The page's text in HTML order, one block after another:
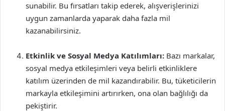
sunabilir. Bu fırsatları takip ederek, alışverişlerinizi
uygun zamanlarda yaparak daha fazla mil
kazanabilirsiniz.
Etkinlik ve Sosyal Medya Katılımları: Bazı markalar,
sosyal medya etkileşimleri veya belirli etkinliklere
katılım üzerinden de mil kazandırabilir. Bu, tüketicilerin
markayla etkileşimini artırırken, ona olan bağlılığı da
pekiştirir.